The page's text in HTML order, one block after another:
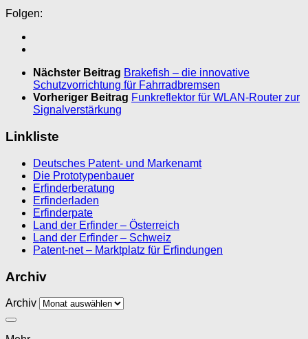
Folgen:
Nächster Beitrag Brakefish – die innovative
Schutzvorrichtung für Fahrradbremsen
Vorheriger Beitrag Funkreflektor für WLAN-Router zur
Signalverstärkung
Linkliste
Deutsches Patent- und Markenamt
Die Prototypenbauer
Erfinderberatung
Erfinderladen
Erfinderpate
Land der Erfinder – Österreich
Land der Erfinder – Schweiz
Patent-net – Marktplatz für Erfindungen
Archiv
Archiv